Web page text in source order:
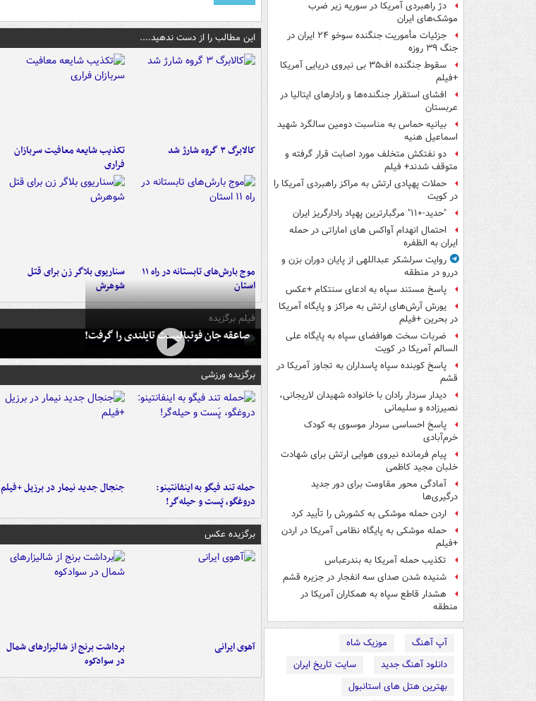
دژ راهبردی آمریکا در سوریه زیر ضرب
موشک‌های ایران
جزئیات مأموریت جنگنده سوخو ۲۴ ایران در
جنگ ۳۹ روزه
سقوط جنگنده اف۳۵ بی نیروی دریایی آمریکا
+فیلم
افشای استقرار جنگنده‌ها و رادارهای ایتالیا در
عربستان
بیانیه حماس به مناسبت دومین سالگرد شهید
اسماعیل هنیه
دو نفتکش متخلف مورد اصابت قرار گرفته و
متوقف شدند+ فیلم
حملات پهپادی ارتش به مراکز راهبردی آمریکا را
در کویت
"حدید-۱۱۰" مرگبارترین پهپاد رادارگریز ایران
احتمال انهدام آواکس های اماراتی در حمله
ایران به الظفره
روایت سرلشکر عبداللهی از پایان دوران بزن و
دررو در منطقه
پاسخ مستند سپاه به ادعای سنتکام +عکس
یورش آرش‌های ارتش به مراکز و پایگاه‌ آمریکا
در بحرین +فیلم
ضربات سخت هوافضای سپاه به پایگاه علی
السالم آمریکا در کویت
پاسخ کوبنده سپاه پاسداران به تجاوز آمریکا در
قشم
دیدار سردار رادان با خانواده شهیدان لاریجانی،
نصیرزاده و سلیمانی
پاسخ احساسی سردار موسوی به کودک
خرم‌آبادی
پیام فرمانده نیروی هوایی ارتش برای شهادت
خلبان مجید کاظمی
آمادگی محور مقاومت برای دور جدید
درگیری‌ها
اردن حمله موشکی به کشورش را تأیید کرد
حمله موشکی به پایگاه نظامی آمریکا در اردن
+فیلم
تکذیب حمله آمریکا به بندرعباس
شنیده شدن صدای سه انفجار در جزیره قشم
هشدار قاطع سپاه به همکاران آمریکا در
منطقه
آپ آهنگ
موزیک شاه
دانلود آهنگ جدید
سایت تاریخ ایران
بهترین هتل های استانبول
این مطالب را از دست ندهید....
کالابرگ ۳ گروه شارژ شد
تکذیب شایعه معافیت سربازان
فراری
موج بارش‌های تابستانه در راه ۱۱
استان
سناریوی بلاگر زن برای قتل
شوهرش
فیلم برگزیده
صاعقه جان فوتبالیست تایلندی را گرفت!
برگزیده ورزشی
حمله تند فیگو به اینفانتینو:
دروغگو، پَست‌ و حیله‌گر!
جنجال جدید نیمار در برزیل +فیلم
برگزیده عکس
آهوی ایرانی
برداشت برنج از شالیزارهای شمال
در سوادکوه